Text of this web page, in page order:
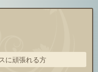
に頑張れる方